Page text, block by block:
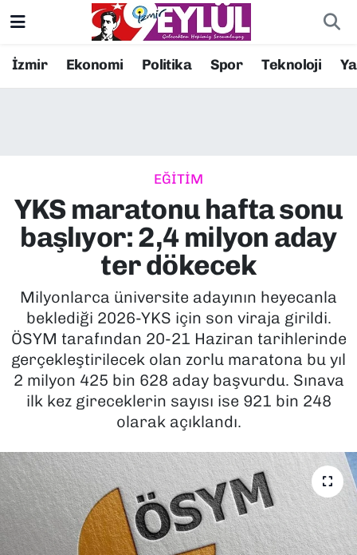
İzmir Ekonomi Politika Spor Teknoloji
EĞİTİM
YKS maratonu hafta sonu
başlıyor: 2,4 milyon aday
ter dökecek
Milyonlarca üniversite adayının heyecanla
beklediği 2026-YKS için son viraja girildi.
ÖSYM tarafından 20-21 Haziran tarihlerinde
gerçekleştirilecek olan zorlu maratona bu yıl
2 milyon 425 bin 628 aday başvurdu. Sınava
ilk kez gireceklerin sayısı ise 921 bin 248
olarak açıklandı.
Resmi İlanlar
EKONOMİ
KÜLTÜR SANAT
MAGAZİN
POLİTİKA
SAĞLIK
TEKNOLOJİ
YAŞAM
YEREL YÖNETİMLER
Konak Nöbetçi Eczaneler
Süper Lig Puan Durumu ve Fikstür
Tüm Manşetler
Son Dakika Haberleri
Haber Arşivi